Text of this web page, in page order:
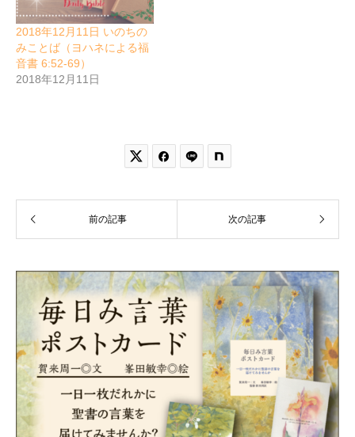
2018年12月11日 いのちの
みことば（ヨハネによる福
音書 6:52-69）
2018年12月11日
 
前の記事 次の記事